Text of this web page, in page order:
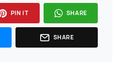
PIN IT SHARE
SHARE